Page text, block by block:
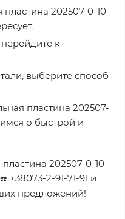
пластина 202507-0-10
к
выберите способ
пластина 202507-
о быстрой и
202507-0-10
☎️ +38073-2-91-71-91 и
предложений!